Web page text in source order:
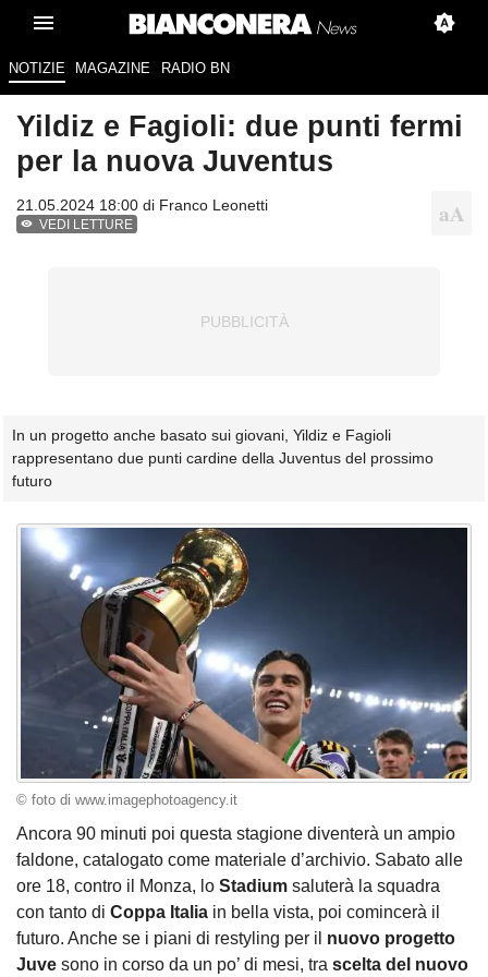
NOTIZIE MAGAZINE RADIO BN
Yildiz e Fagioli: due punti fermi
per la nuova Juventus
21.05.2024 18:00 di Franco Leonetti
VEDI LETTURE
In un progetto anche basato sui giovani, Yildiz e Fagioli
rappresentano due punti cardine della Juventus del prossimo
futuro
© foto di www.imagephotoagency.it
Ancora 90 minuti poi questa stagione diventerà un ampio
faldone, catalogato come materiale d’archivio. Sabato alle
ore 18, contro il Monza, lo Stadium saluterà la squadra
con tanto di Coppa Italia in bella vista, poi comincerà il
futuro. Anche se i piani di restyling per il nuovo progetto
Juve sono in corso da un po’ di mesi, tra scelta del nuovo